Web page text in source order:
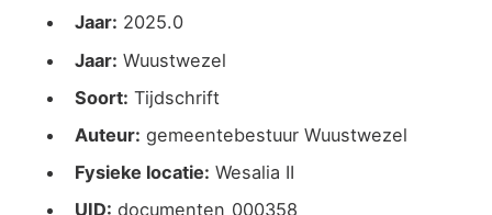
Jaar: 2025.0
Jaar: Wuustwezel
Soort: Tijdschrift
Auteur: gemeentebestuur Wuustwezel
Fysieke locatie: Wesalia II
UID: documenten_000358